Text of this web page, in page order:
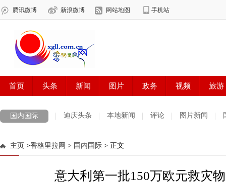
国内国际 迪庆头条 本地新闻 评论 图片新闻
主页 >香格里拉网 > 国内国际 > 正文
意大利第一批150万欧元救灾